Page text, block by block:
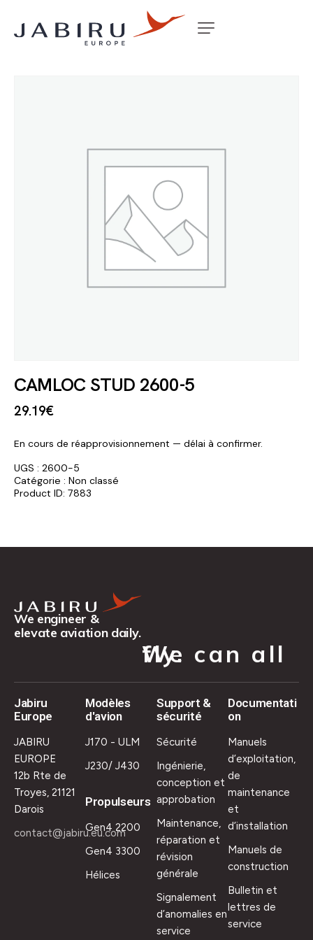
Accueil Non classé
CAMLOC STUD 2600-5
29.19€
En cours de réapprovisionnement — délai à confirmer.
UGS : 2600-5
Catégorie : Non classé
Product ID: 7883
We engineer &
elevate aviation daily.
We can all fly.
Jabiru
Europe
JABIRU
EUROPE
12b Rte de
Troyes, 21121
Darois
contact@jabiru.eu.com
Modèles
d'avion
J170 - ULM
J230/ J430
Propulseurs
Gen4 2200
Gen4 3300
Hélices
Support &
sécurité
Sécurité
Ingénierie,
conception et
approbation
Maintenance,
réparation et
révision
générale
Signalement
d’anomalies en
service
Documentati
on
Manuels
d’exploitation,
de
maintenance
et
d’installation
Manuels de
construction
Bulletin et
lettres de
service